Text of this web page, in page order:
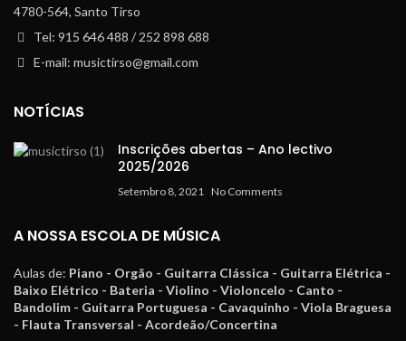
4780-564, Santo Tirso
Tel: 915 646 488 / 252 898 688
E-mail: musictirso@gmail.com
NOTÍCIAS
Inscrições abertas – Ano lectivo
2025/2026
Setembro 8, 2021 No Comments
A NOSSA ESCOLA DE MÚSICA
Aulas de: Piano - Orgão - Guitarra Clássica - Guitarra Elétrica -
Baixo Elétrico - Bateria - Violino - Violoncelo - Canto -
Bandolim - Guitarra Portuguesa - Cavaquinho - Viola Braguesa
- Flauta Transversal - Acordeão/Concertina